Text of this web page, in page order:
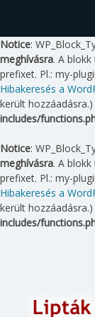
Notice:
meghívásra. A
prefixet. Pl.: my-
Hibakeresés a
került hozzáadásra.)
includes/
Notice:
meghívásra. A
prefixet. Pl.: my-
Hibakeresés a
került hozzáadásra.)
includes/